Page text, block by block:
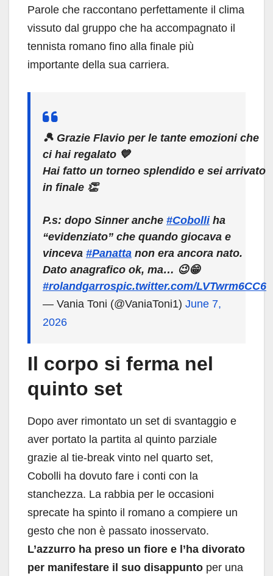
Parole che raccontano perfettamente il clima
vissuto dal gruppo che ha accompagnato il
tennista romano fino alla finale più
importante della sua carriera.
🎾 Grazie Flavio per le tante emozioni che
ci hai regalato 💙
Hai fatto un torneo splendido e sei arrivato
in finale 👏
P.s: dopo Sinner anche #Cobolliha
“evidenziato” che quando giocava e
vinceva #Panatta non era ancora nato.
Dato anagrafico ok, ma… 😉😁
#rolandgarrospic.twitter.com/LVTwrm6CC6
— Vania Toni (@VaniaToni1) June 7,
2026
Il corpo si ferma nel
quinto set
Dopo aver rimontato un set di svantaggio e
aver portato la partita al quinto parziale
grazie al tie-break vinto nel quarto set,
Cobolli ha dovuto fare i conti con la
stanchezza. La rabbia per le occasioni
sprecate ha spinto il romano a compiere un
gesto che non è passato inosservato.
L’azzurro ha preso un fiore e l’ha divorato
per manifestare il suo disappunto per una